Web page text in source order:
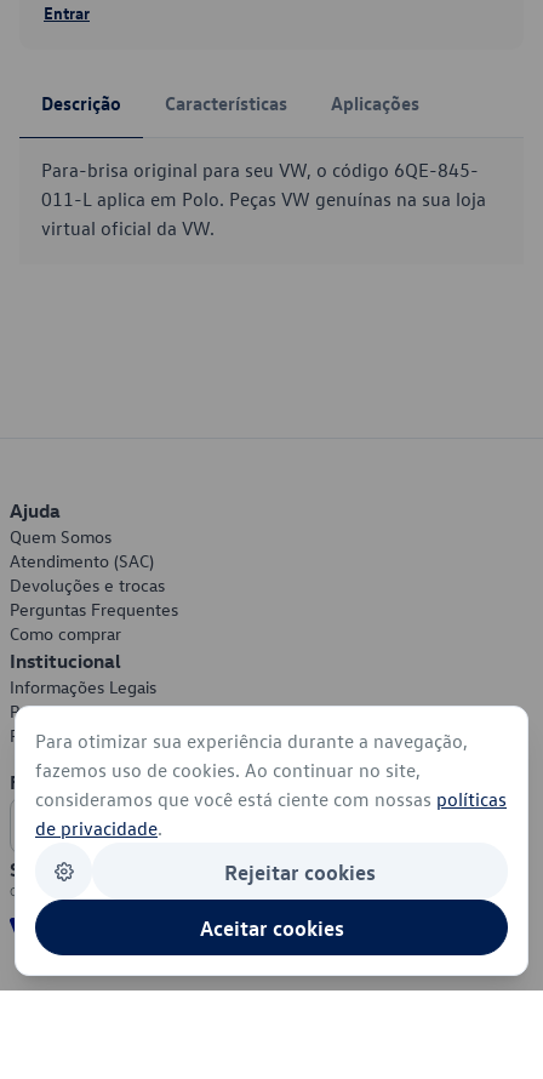
Entrar
Descrição Características Aplicações
Para-brisa original para seu VW, o código 6QE-845-
011-L aplica em Polo. Peças VW genuínas na sua loja
virtual oficial da VW.
Ajuda
Quem Somos
Atendimento (SAC)
Devoluções e trocas
Perguntas Frequentes
Como comprar
Institucional
Informações Legais
Política de Privacidade
Política de Cookies
Formas de Pagamento
Segurança
Para otimizar sua experiência durante a navegação,
fazemos uso de cookies. Ao continuar no site,
consideramos que você está ciente com nossas políticas
de privacidade.
Rejeitar cookies
Aceitar cookies